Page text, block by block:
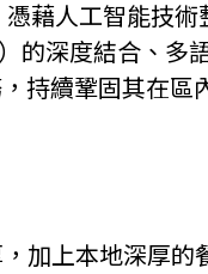
StartmeupHK
藉人工智能技
的深度結合、多
持續鞏固其在區
加上本地深厚的